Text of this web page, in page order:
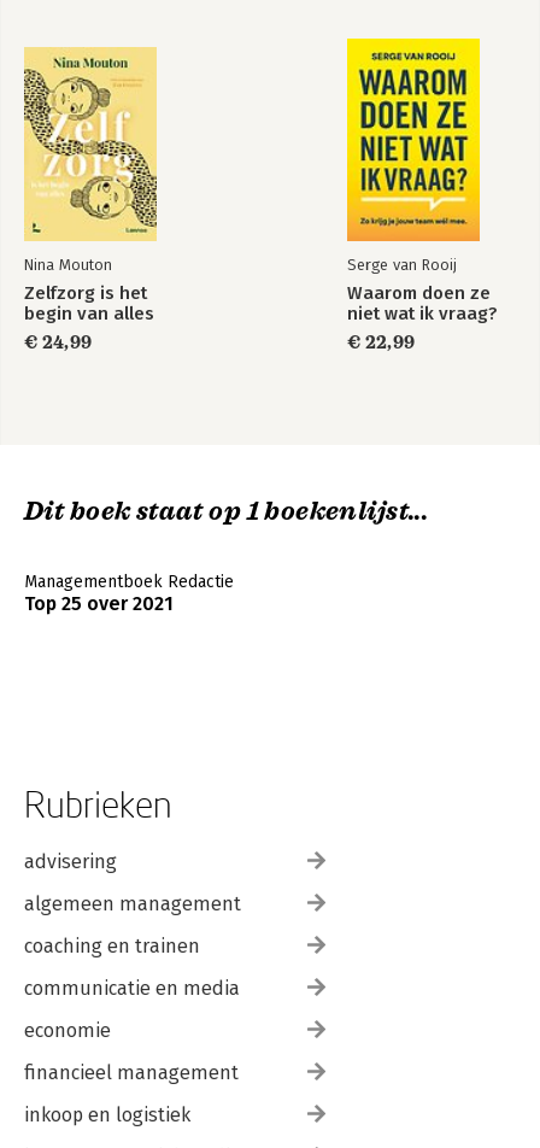
Nina Mouton
Zelfzorg is het
begin van alles
€ 24,99
Serge van Rooij
Waarom doen ze
niet wat ik vraag?
€ 22,99
Dit boek staat op 1 boekenlijst...
Managementboek Redactie
Top 25 over 2021
Rubrieken
advisering
algemeen management
coaching en trainen
communicatie en media
economie
financieel management
inkoop en logistiek